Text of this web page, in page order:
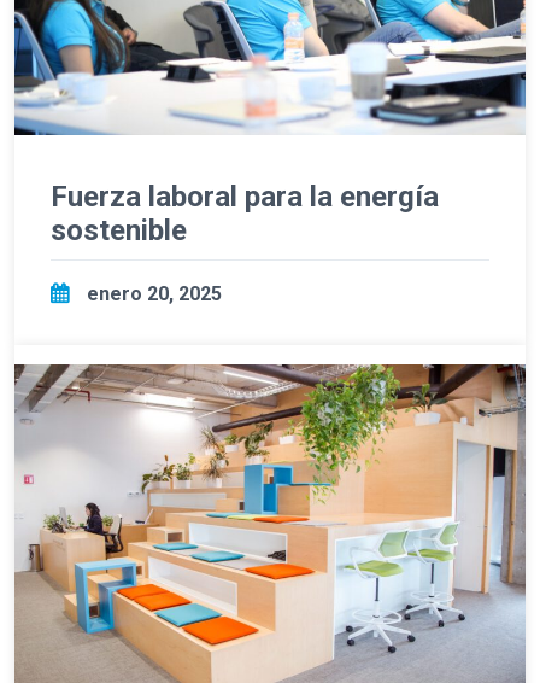
Fuerza laboral para la energía
sostenible
enero 20, 2025